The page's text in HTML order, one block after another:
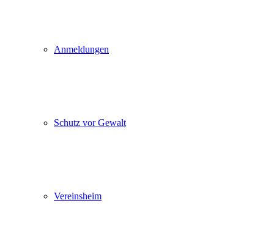
Anmeldungen
Schutz vor Gewalt
Vereinsheim